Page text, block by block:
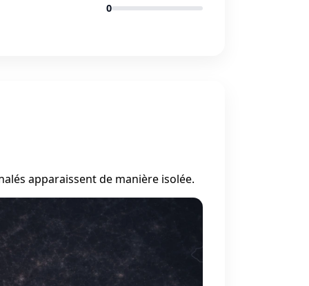
0
apparaissent de manière isolée.